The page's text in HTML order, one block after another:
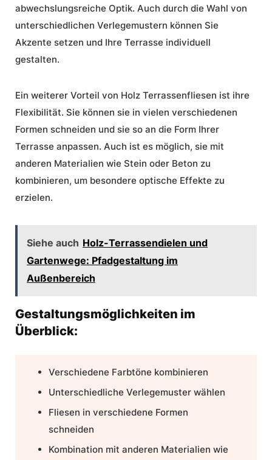
abwechslungsreiche Optik. Auch durch die Wahl von
unterschiedlichen Verlegemustern können Sie
Akzente setzen und Ihre Terrasse individuell
gestalten.
Ein weiterer Vorteil von Holz Terrassenfliesen ist ihre
Flexibilität. Sie können sie in vielen verschiedenen
Formen schneiden und sie so an die Form Ihrer
Terrasse anpassen. Auch ist es möglich, sie mit
anderen Materialien wie Stein oder Beton zu
kombinieren, um besondere optische Effekte zu
erzielen.
Siehe auch Holz-Terrassendielen und
Gartenwege: Pfadgestaltung im
Außenbereich
Gestaltungsmöglichkeiten im
Überblick:
Verschiedene Farbtöne kombinieren
Unterschiedliche Verlegemuster wählen
Fliesen in verschiedene Formen
schneiden
Kombination mit anderen Materialien wie